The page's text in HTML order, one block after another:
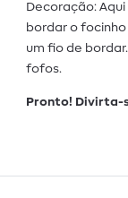
Decoração:
bordar o
um fio de
fofos.
Pronto! Divirta-